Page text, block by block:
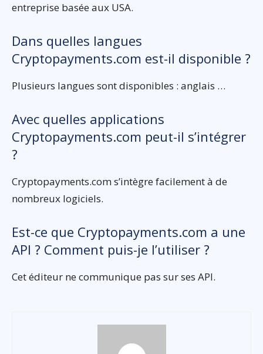
entreprise basée aux USA.
Dans quelles langues
Cryptopayments.com est-il disponible ?
Plusieurs langues sont disponibles : anglais …
Avec quelles applications
Cryptopayments.com peut-il s’intégrer
?
Cryptopayments.com s’intègre facilement à de
nombreux logiciels.
Est-ce que Cryptopayments.com a une
API ? Comment puis-je l’utiliser ?
Cet éditeur ne communique pas sur ses API.